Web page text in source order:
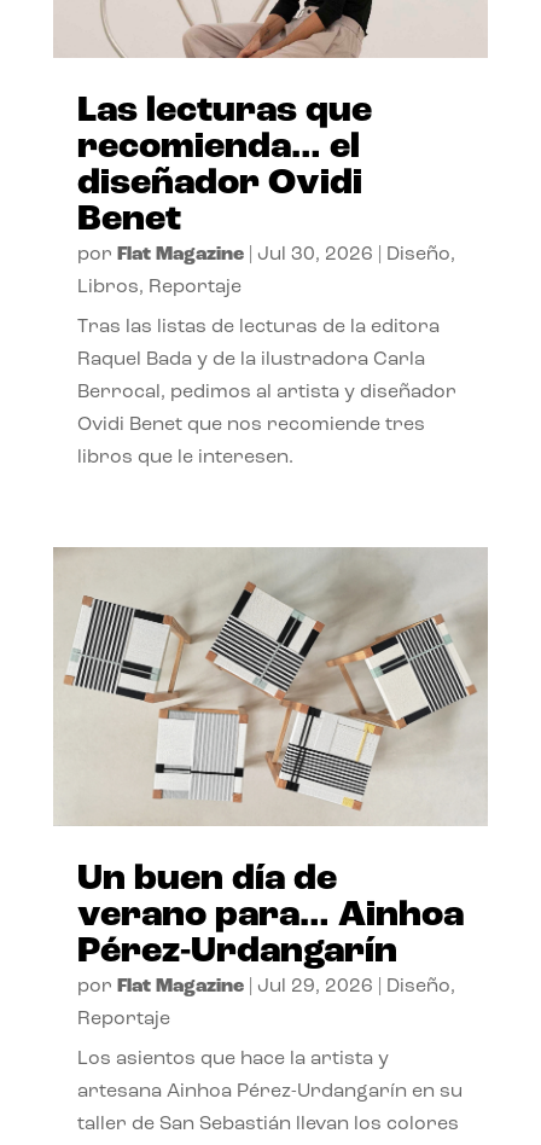
Las lecturas que
recomienda… el
diseñador Ovidi
Benet
por Flat Magazine| Jul 30, 2026 Diseño,
Libros, Reportaje
Tras las listas de lecturas de la editora
Raquel Bada y de la ilustradora Carla
Berrocal, pedimos al artista y diseñador
Ovidi Benet que nos recomiende tres
libros que le interesen.
Un buen día de
verano para… Ainhoa
Pérez-Urdangarín
por Flat Magazine| Jul 29, 2026 Diseño,
Reportaje
Los asientos que hace la artista y
artesana Ainhoa Pérez-Urdangarín en su
taller de San Sebastián llevan los colores